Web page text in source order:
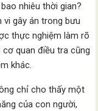
nhiêu thời gian?
vi gây án trong bưu
thực nghiệm làm rõ
quan điều tra cũng
khác.
chỉ cho thấy một
của con người,